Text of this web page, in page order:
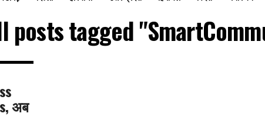
posts tagged
अब